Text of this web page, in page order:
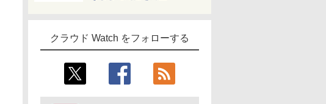
クラウド Watch をフォローする